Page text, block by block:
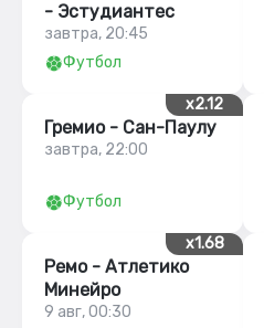
- Эстудиантес
завтра, 20:45
Футбол
x2.12
Гремио - Сан-Паулу
завтра, 22:00
Футбол
x1.68
Ремо - Атлетико
Минейро
9 авг, 00:30